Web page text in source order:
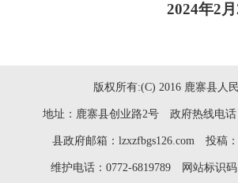
2024年2月
版权所有:(C) 2016 鹿寨县人
地址：鹿寨县创业路2号 政府热线电话
县政府邮箱：lzxzfbgs126.com 投稿
维护电话：0772-6819789 网站标识码